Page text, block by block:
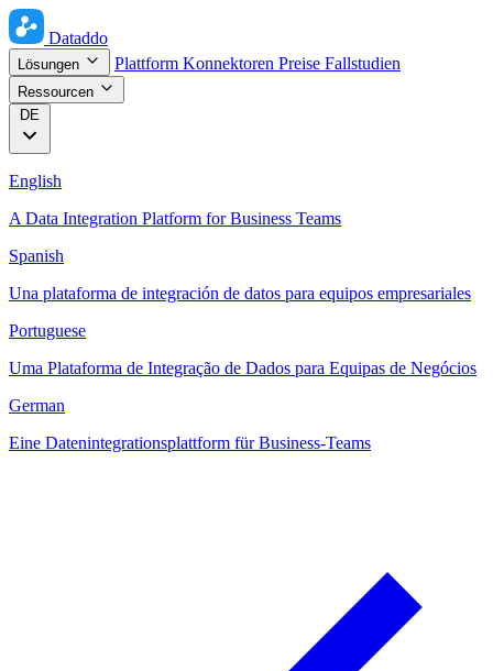
Dataddo
Lösungen Plattform Konnektoren Preise Fallstudien
Ressourcen
DE
English
A Data Integration Platform for Business Teams
Spanish
Una plataforma de integración de datos para equipos empresariales
Portuguese
Uma Plataforma de Integração de Dados para Equipas de Negócios
German
Eine Datenintegrationsplattform für Business-Teams